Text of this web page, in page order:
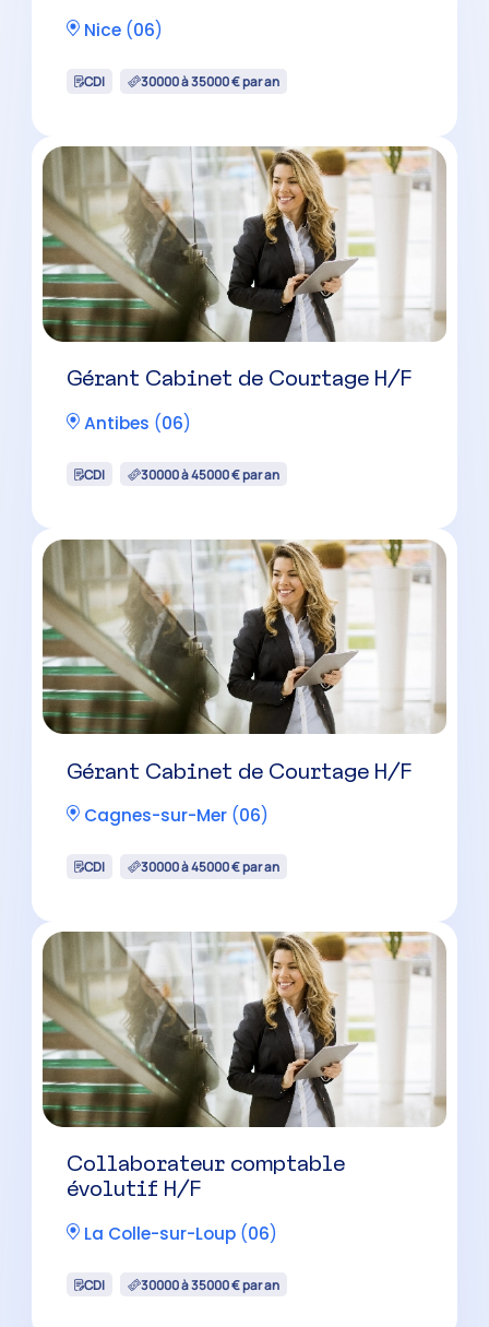
Nice (06)
CDI 30000 à 35000 € par an
Gérant Cabinet de Courtage H/F
Antibes (06)
CDI 30000 à 45000 € par an
Gérant Cabinet de Courtage H/F
Cagnes-sur-Mer (06)
CDI 30000 à 45000 € par an
Collaborateur comptable
évolutif H/F
La Colle-sur-Loup (06)
CDI 30000 à 35000 € par an